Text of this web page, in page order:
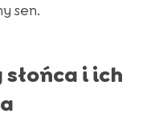
sen.
i ich